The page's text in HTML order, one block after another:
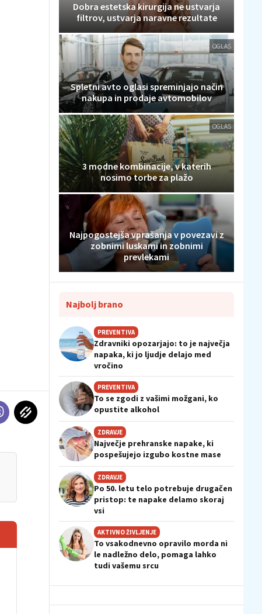
Dobra estetska kirurgija ne ustvarja
filtrov, ustvarja naravne rezultate
OGLAS
Spletni avto oglasi spreminjajo način
nakupa in prodaje avtomobilov
OGLAS
3 modne kombinacije, v katerih
nosimo torbe za plažo
Najpogostejša vprašanja v povezavi z
zobnimi luskami in zobnimi
prevlekami
Najbolj brano
PREVENTIVA
Zdravniki opozarjajo: to je največja
napaka, ki jo ljudje delajo med
vročino
PREVENTIVA
To se zgodi z vašimi možgani, ko
opustite alkohol
ZDRAVJE
Največje prehranske napake, ki
pospešujejo izgubo kostne mase
ZDRAVJE
Po 50. letu telo potrebuje drugačen
pristop: te napake delamo skoraj
vsi
AKTIVNO ŽIVLJENJE
To vsakodnevno opravilo morda ni
le nadležno delo, pomaga lahko
tudi vašemu srcu